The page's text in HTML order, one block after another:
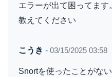
エラーが出て困ってま
教えてください
こうき - 03/15/2025 03:58
Snortを使ったことがな